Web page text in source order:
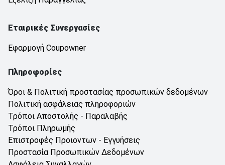
Εταιρικές Συνεργασίες
Εφαρμογή Coupowner
Πληροφορίες
Όροι & Πολιτική προστασίας προσωπικών δεδομένων
Πολιτική ασφάλειας πληροφοριών
Τρόποι Αποστολής - Παραλαβής
Τρόποι Πληρωμής
Επιστροφές Προιοντων - Εγγυήσεις
Προστασία Προσωπικών Δεδομένων